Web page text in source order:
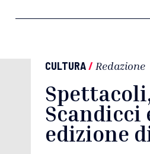
CULTURA/ Redazione
Scandicci
edizione